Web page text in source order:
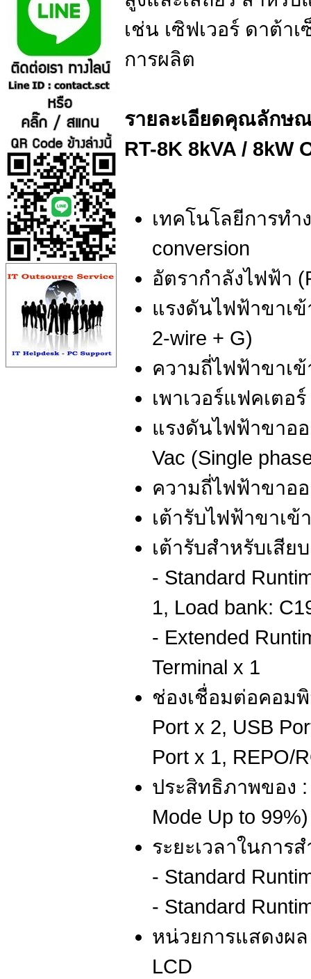
เช่น เซิฟเวอร์ ดาต้า
การผลิต
รายละเอียดคุณลักษ
RT-8K 8kVA / 8kW
เทคโนโลยีการทำ
conversion
อัตรากำลังไฟฟ้า
แรงดันไฟฟ้าขาเข้
2-wire + G)
ความถี่ไฟฟ้าขาเข้
เพาเวอร์แฟคเตอ
แรงดันไฟฟ้าขาออ
Vac (Single
ความถี่ไฟฟ้าขาอ
เต้ารับไฟฟ้าขาเข้
เต้ารับสำหรับเสีย
- Standard
1, Load bank:
- Extended
Terminal x 1
ช่องเชื่อมต่อคอมพิ
Port x 2, USB
Port x 1, REPO/
ประสิทธิภาพของ :
Mode Up to 99%)
ระยะเวลาในการ
- Standard
- Standard
หน่วยการแสดงผล
LCD